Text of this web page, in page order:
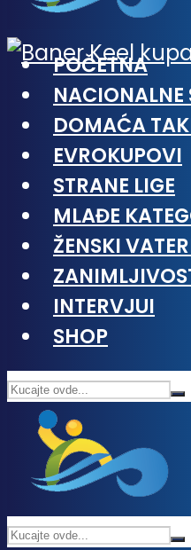
POČETNA
NACIONALNE
DOMAĆA
EVROKUPOVI
STRANE LIGE
MLAĐE
ŽENSKI
INTERVJUI
SHOP